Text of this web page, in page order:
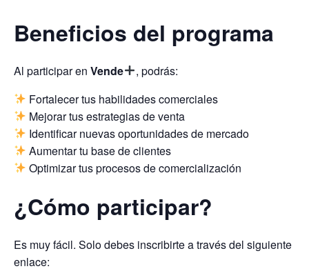
Beneficios del programa
Al participar en Vende
, podrás:
Fortalecer tus habilidades comerciales
Mejorar tus estrategias de venta
Identificar nuevas oportunidades de mercado
Aumentar tu base de clientes
Optimizar tus procesos de comercialización
¿Cómo participar?
Es muy fácil. Solo debes inscribirte a través del siguiente
enlace: